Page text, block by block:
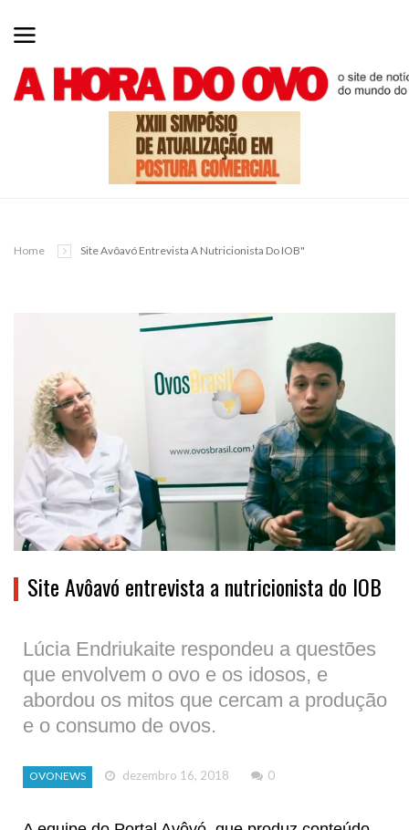
Home Site Avôavó Entrevista A Nutricionista Do IOB"
Site Avôavó entrevista a nutricionista do IOB
Lúcia Endriukaite respondeu a questões
que envolvem o ovo e os idosos, e
abordou os mitos que cercam a produção
e o consumo de ovos.
OVONEWS dezembro 16, 2018 0